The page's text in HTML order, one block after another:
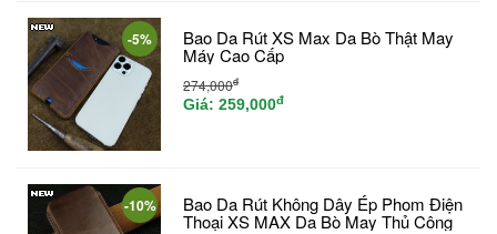
-5% Bao Da Rút XS Max Da Bò Thật May
Máy Cao Cấp
274,000đ
Giá: 259,000đ
-10% Bao Da Rút Không Dây Ép Phom Điện
Thoại XS MAX Da Bò May Thủ Công